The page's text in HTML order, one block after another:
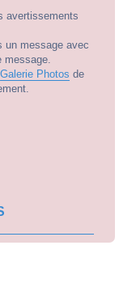
avertissements
un message avec
message.
Galerie Photos de